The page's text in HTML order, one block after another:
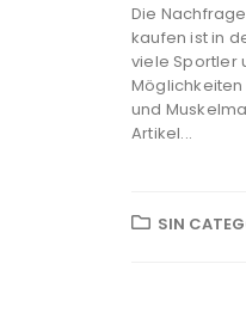
Die
kaufen ist in
viele Sportler
Möglichkeiten
und
Artikel...
SIN